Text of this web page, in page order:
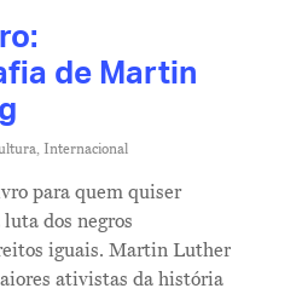
de Martin
Internacional
para quem quiser
dos negros
iguais. Martin Luther
ativistas da história